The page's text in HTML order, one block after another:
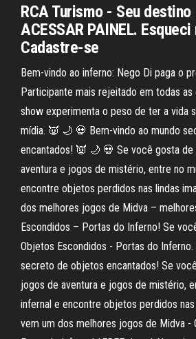
RCA Turismo - Seu
ACESSAR PAINEL.
Cadastre-se
Bem-vindo ao inferno: Nego Di paga o
Participante mais rejeitado em todas
show experimenta o peso de ter a vida
mídia. 👿 🌙 💀 Bem-vindo ao mundo
encantados! 👿 🌙 💀 Se você gosta
aventura e jogos de mistério, entre no
encontre objetos perdidos nas lindas
dos melhores jogos de Midva –
Escondidos – Portas do Inferno! Se
Objetos Escondidos - Portas do Inferno.
secreto de objetos encantados! Se
jogos de aventura e jogos de mistério,
infernal e encontre objetos perdidos
vem um dos melhores jogos de Midva -